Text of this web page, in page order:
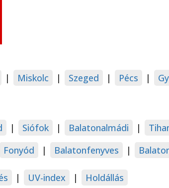
| Miskolc | Szeged | Pécs |
| Siófok | Balatonalmádi |
Fonyód | Balatonfenyves |
| UV-index | Holdállás